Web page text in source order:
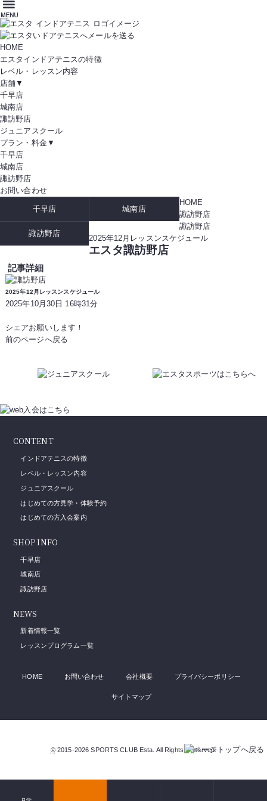
HOME
エスタインドアテニスの特徴
レベル・レッスン内容
店舗▼
千早店
城南店
諏訪野店
ジュニアスクール
プラン・料金▼
千早店
城南店
諏訪野店
お問い合わせ
千早店 城南店
諏訪野店
HOME
諏訪野店
諏訪野店
2025年12月レッスンスケジュール
エスタ諏訪野店
記事詳細
2025年12月レッスンスケジュール
2025年10月30日 16時31分
シェアお願いします！
前のページへ戻る
CONTENT
インドアテニスの特徴
レベル・レッスン内容
ジュニアスクール
はじめての方見学・体験予約
はじめての方入会案内
SHOP INFO
千早店
城南店
諏訪野店
NEWS
新着情報一覧
レッスンプログラム一覧
HOME お問い合わせ 会社概要 プライバシーポリシー
サイトマップ
©2015-2026SPORTS CLUB Esta. All Rights Reserved.